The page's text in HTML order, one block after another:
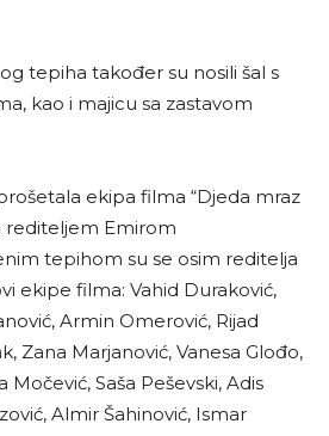
tepiha također su nosili šal s
kao i majicu sa zastavom
ekipa filma “Djeda mraz
rediteljem Emirom
tepihom su se osim reditelja
ekipe filma: Vahid Duraković,
Armin Omerović, Rijad
Zana Marjanović, Vanesa Glođo,
Saša Peševski, Adis
Almir Šahinović, Ismar